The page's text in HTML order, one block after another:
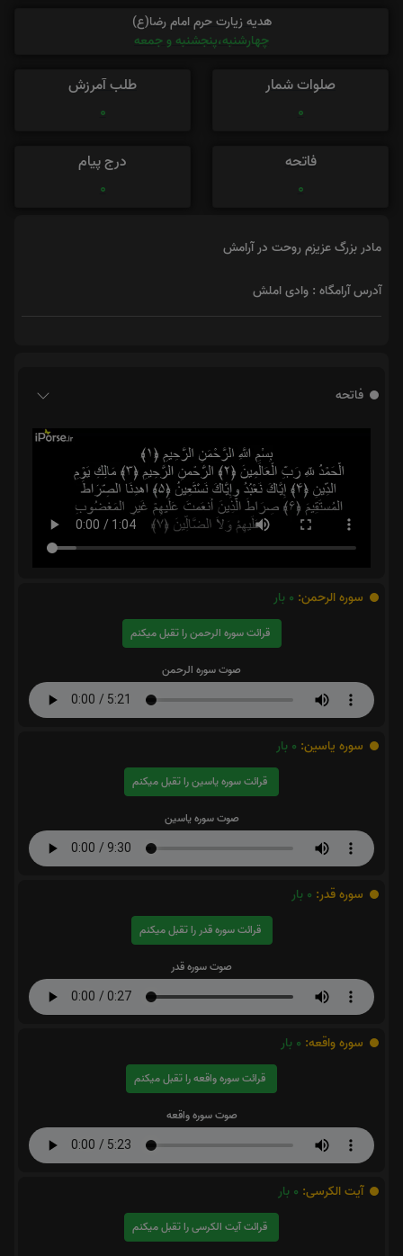
هدیه زیارت حرم امام رضا(ع)
چهارشنبه،پنجشنبه و جمعه
صلوات شمار
0
طلب آمرزش
0
فاتحه
0
درج پیام
0
مادر بزرگ عزیزم روحت در آرامش
آدرس آرامگاه : وادی املش
فاتحه
سوره الرحمن: 0 بار
قرائت سوره الرحمن را تقبل میکنم
صوت سوره الرحمن
سوره یاسین: 0 بار
قرائت سوره یاسین را تقبل میکنم
صوت سوره یاسین
سوره قدر: 0 بار
قرائت سوره قدر را تقبل میکنم
صوت سوره قدر
سوره واقعه: 0 بار
قرائت سوره واقعه را تقبل میکنم
صوت سوره واقعه
آیت الکرسی: 0 بار
قرائت آیت الکرسی را تقبل میکنم